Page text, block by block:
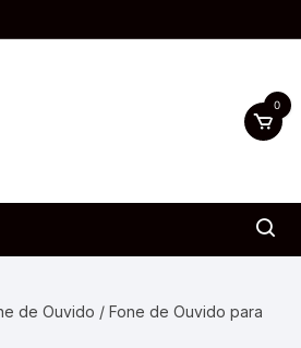
0
de Ouvido / Fone de Ouvido para